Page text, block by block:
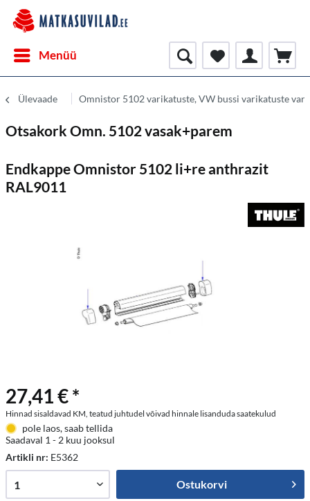
Menüü
Ülevaade Omnistor 5102 varikatuste, VW bussi varikatuste
Otsakork Omn. 5102 vasak+parem
Endkappe Omnistor 5102 li+re anthrazit
RAL9011
27,41 € *
Hinnad sisaldavad KM, teatud juhtudel võivad hinnale lisanduda saatekulud
pole laos, saab tellida
Saadaval 1 - 2 kuu jooksul
Artikli nr: E5362
Ostukorvi